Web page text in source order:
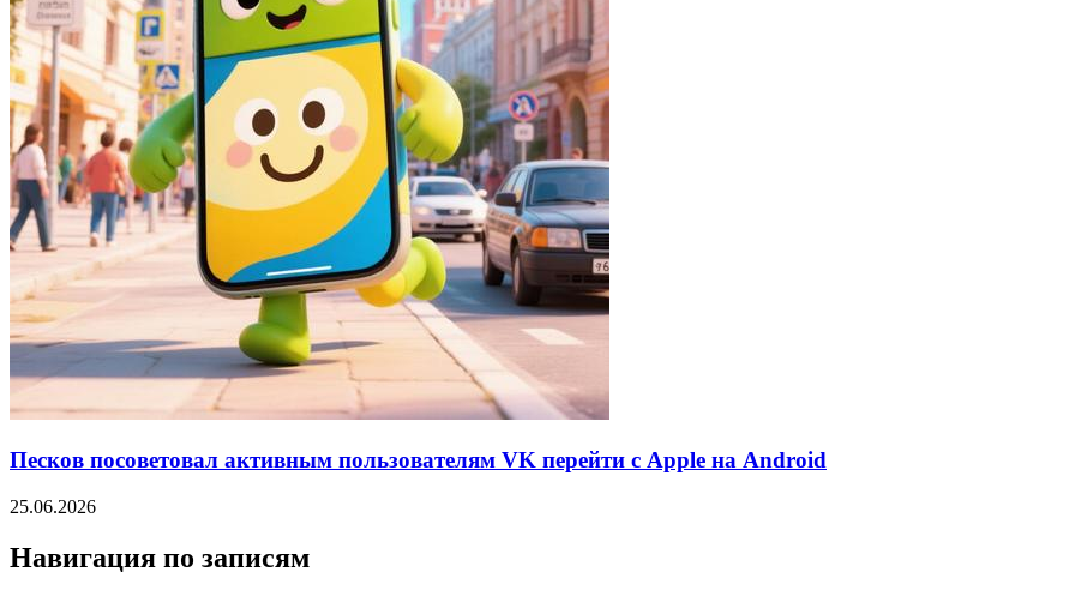
Песков посоветовал активным пользователям VK перейти с Apple на Android
25.06.2026
Навигация по записям